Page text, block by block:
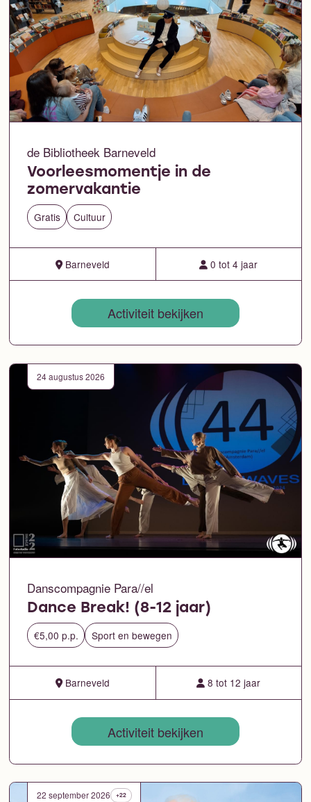
de Bibliotheek Barneveld
Voorleesmomentje in de
zomervakantie
Gratis Cultuur
Barneveld 0 tot 4 jaar
Activiteit bekijken
24 augustus 2026
Danscompagnie Para//el
Dance Break! (8-12 jaar)
€5,00 p.p. Sport en bewegen
Barneveld 8 tot 12 jaar
Activiteit bekijken
22 september 2026 +22